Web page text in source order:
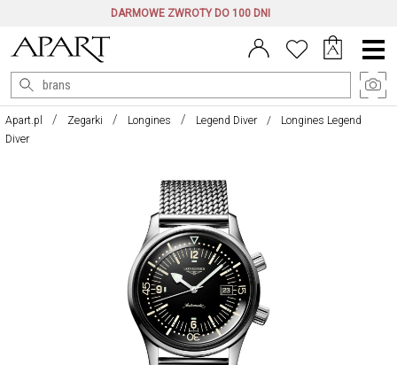
DARMOWE ZWROTY DO 100 DNI
Menu
główne
Apart.pl Zegarki Longines Legend Diver
Longines Legend
Diver